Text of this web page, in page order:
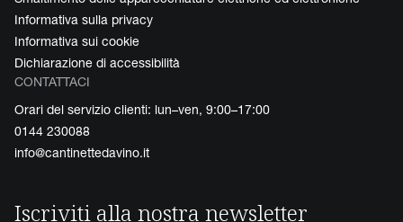
Informativa sulla privacy
Informativa sui cookie
Dichiarazione di accessibilità
CONTATTACI
Orari del servizio clienti: lun–ven, 9:00–17:00
0144 230088
info@cantinettedavino.it
Iscriviti alla nostra newsletter